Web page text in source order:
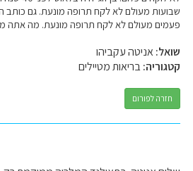
פעמים מעולם לא לקח תרופה מונעת. מה אתה
שואל:אניטה עקביהו
קטגוריה:בריאות מטיילים
חזרה לפורום